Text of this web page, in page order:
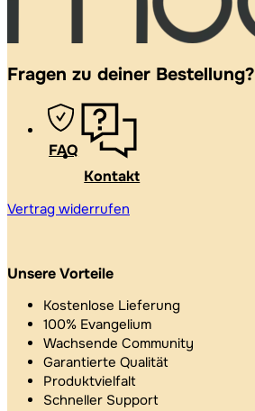
Fragen zu deiner Bestellung?
FAQ
Kontakt
Vertrag widerrufen
Unsere Vorteile
Kostenlose Lieferung
100% Evangelium
Wachsende Community
Garantierte Qualität
Produktvielfalt
Schneller Support